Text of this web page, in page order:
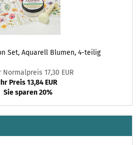
Set, Aquarell Blumen, 4-teilig
Normalpreis 17,30 EUR
Preis 13,84 EUR
Sie sparen 20%